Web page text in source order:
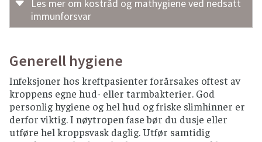
Les mer om kostråd og mathygiene ved nedsatt
immunforsvar
håndtere maten på en trygg måte. Anbefalingene
er ment som forebyggende tiltak for
kreftpasienter som er i en nøytropen fase av
behandlingsforløpet.
Råd og anbefalinger for matvarer
Generell hygiene
Infeksjoner hos kreftpasienter forårsakes oftest av
kroppens egne hud- eller tarmbakterier. God
personlig hygiene og hel hud og friske slimhinner er
derfor viktig. I nøytropen fase bør du dusje eller
utføre hel kroppsvask daglig. Utfør samtidig